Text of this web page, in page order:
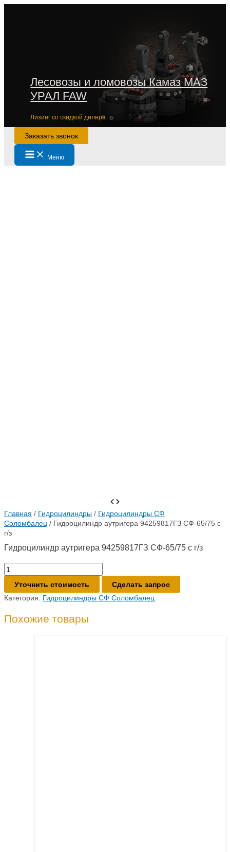
Лесовозы и ломовозы Камаз МАЗ
УРАЛ FAW
Лизинг со скидкой дилера
Заказать звонок
Main
Menu Меню
Главная / Гидроцилиндры / Гидроцилиндры СФ
Соломбалец / Гидроцилиндр аутригера 94259817ГЗ СФ-65/75 с
г/з
Гидроцилиндр аутригера 94259817ГЗ СФ-65/75 с г/з
Количество
товара
Гидроцилиндр
аутригера
СФ-65/75
с
Уточнить стоимость
Сделать запрос
Категория: Гидроцилиндры СФ Соломбалец
Похожие товары